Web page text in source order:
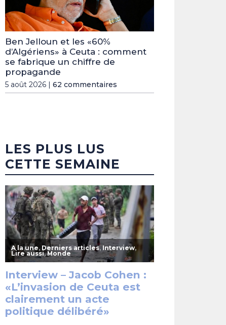
Ben Jelloun et les «60%
d’Algériens» à Ceuta : comment
se fabrique un chiffre de
propagande
5 août 2026 | 62 commentaires
LES PLUS LUS
CETTE SEMAINE